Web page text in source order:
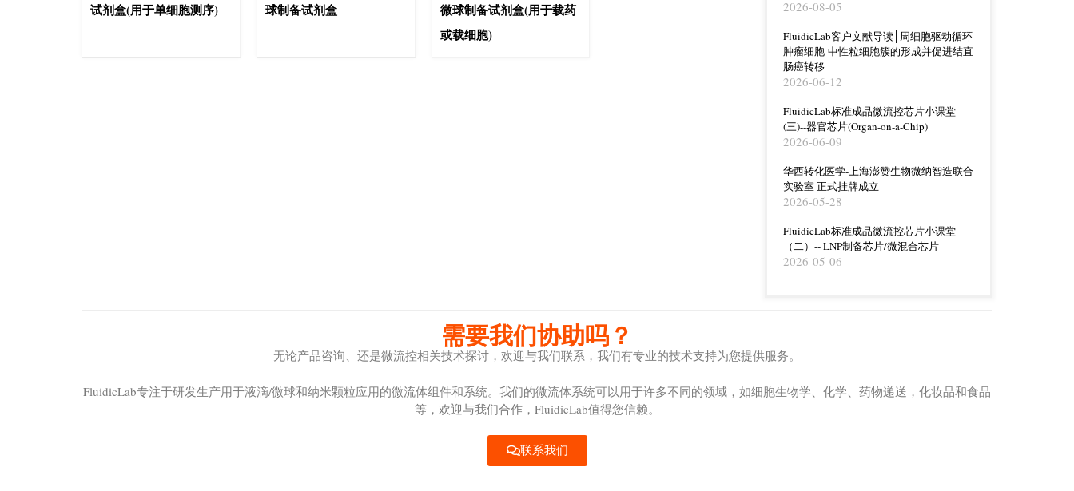
试剂盒(用于单细胞测序)
球制备试剂盒
微球制备试剂盒(用于载药
或载细胞)
2026-08-05
FluidicLab客户文献导读│周细胞驱动循环
肿瘤细胞-中性粒细胞簇的形成并促进结直
肠癌转移
2026-06-12
FluidicLab标准成品微流控芯片小课堂
(三)--器官芯片(Organ-on-a-Chip)
2026-06-09
华西转化医学-上海澎赞生物微纳智造联合
实验室 正式挂牌成立
2026-05-28
FluidicLab标准成品微流控芯片小课堂
（二）-- LNP制备芯片/微混合芯片
2026-05-06
需要我们协助吗？
无论产品咨询、还是微流控相关技术探讨，欢迎与我们联系，我们有专业的技术支持为您提供服务。
FluidicLab专注于研发生产用于液滴/微球和纳米颗粒应用的微流体组件和系统。我们的微流体系统可以用于许多不同的领域，如细胞生物学、化学、药物递送，化妆品和食品
等，欢迎与我们合作，FluidicLab值得您信赖。
联系我们